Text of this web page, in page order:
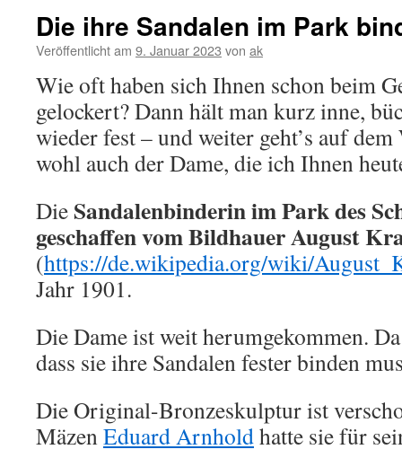
Die ihre Sandalen im Park
Veröffentlicht am 9. Januar 2023 von ak
Wie oft haben sich Ihnen schon beim
gelockert? Dann hält man kurz inne,
wieder fest – und weiter geht’s auf dem
wohl auch der Dame, die ich Ihnen
Die Sandalenbinderin im Park des
geschaffen vom Bildhauer August
(https://de.wikipedia.org/wiki/
Jahr 1901.
Die Dame ist weit herumgekommen.
dass sie ihre Sandalen fester binden
Die Original-Bronzeskulptur ist
MäzenEduard Arnholdhatte sie für